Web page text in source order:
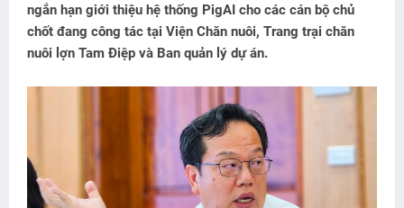
ngắn hạn giới thiệu hệ thống PigAI cho các cán bộ chủ
chốt đang công tác tại Viện Chăn nuôi, Trang trại chăn
nuôi lợn Tam Điệp và Ban quản lý dự án.